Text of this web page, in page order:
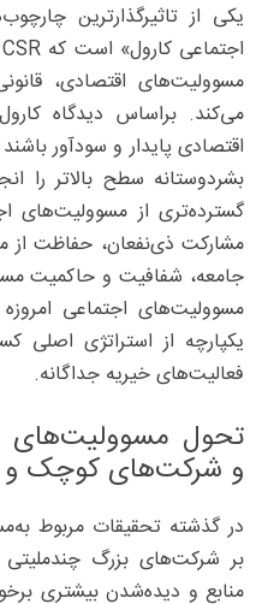
یکی از تاثیرگذارترین
مسوولیت‌های اقتصادی،
می‌کند. براساس دیدگاه
اقتصادی پایدار و سودآور
بشردوستانه سطح بالاتر را
گسترده‌تری از مسوولیت‌های
مشارکت ذی‌نفعان، حفاظت از
جامعه، شفافیت و حاکمیت
مسوولیت‌های اجتماعی
یکپارچه از استراتژی
فعالیت‌های خیریه جداگانه.
تحول مسوولیت‌های
و شرکت‌های کوچک
در گذشته تحقیقات مربوط
بر شرکت‌های بزرگ چندملیتی
منابع و دیده‌شدن بیشتری